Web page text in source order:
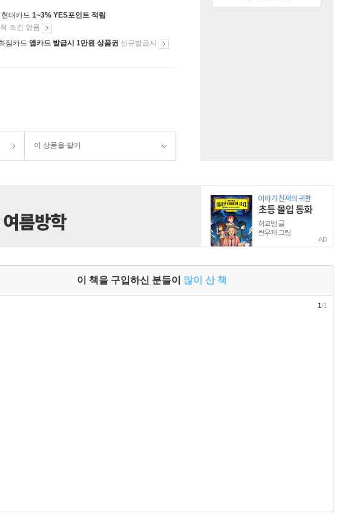
대카드 1~3% YES포인트 적립
조건 없음
점카드 앱카드 발급시 1만원 상품권 신규발급시
이 상품을 팔기
AD
이 책을 구입하신 분들이 많이 산 책
1/1